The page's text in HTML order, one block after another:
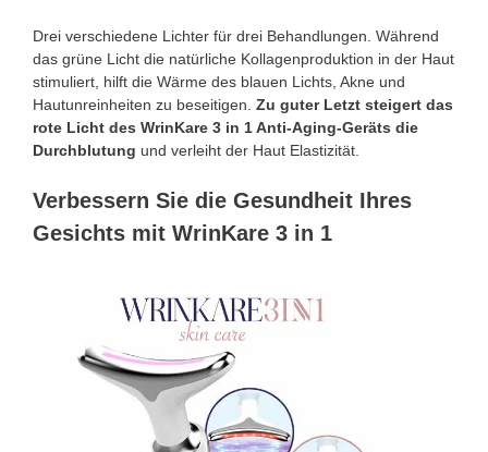
Drei verschiedene Lichter für drei Behandlungen. Während
das grüne Licht die natürliche Kollagenproduktion in der Haut
stimuliert, hilft die Wärme des blauen Lichts, Akne und
Hautunreinheiten zu beseitigen. Zu guter Letzt steigert das
rote Licht des WrinKare 3 in 1 Anti-Aging-Geräts die
Durchblutung und verleiht der Haut Elastizität.
Verbessern Sie die Gesundheit Ihres
Gesichts mit WrinKare 3 in 1